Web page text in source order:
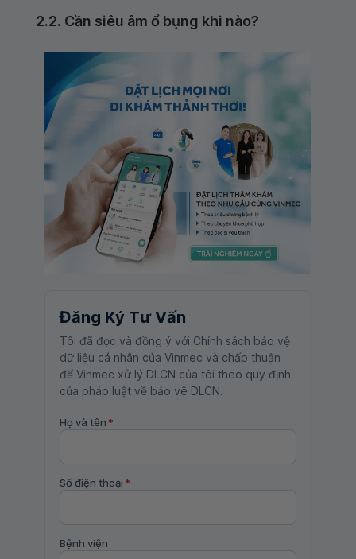
2.2. Cần siêu âm ổ bụng khi nào?
Đăng Ký Tư Vấn
Tôi đã đọc và đồng ý với Chính sách bảo vệ
dữ liệu cá nhân của Vinmec và chấp thuận
để Vinmec xử lý DLCN của tôi theo quy định
của pháp luật về bảo vệ DLCN.
Họ và tên *
Số điện thoại *
Bệnh viện